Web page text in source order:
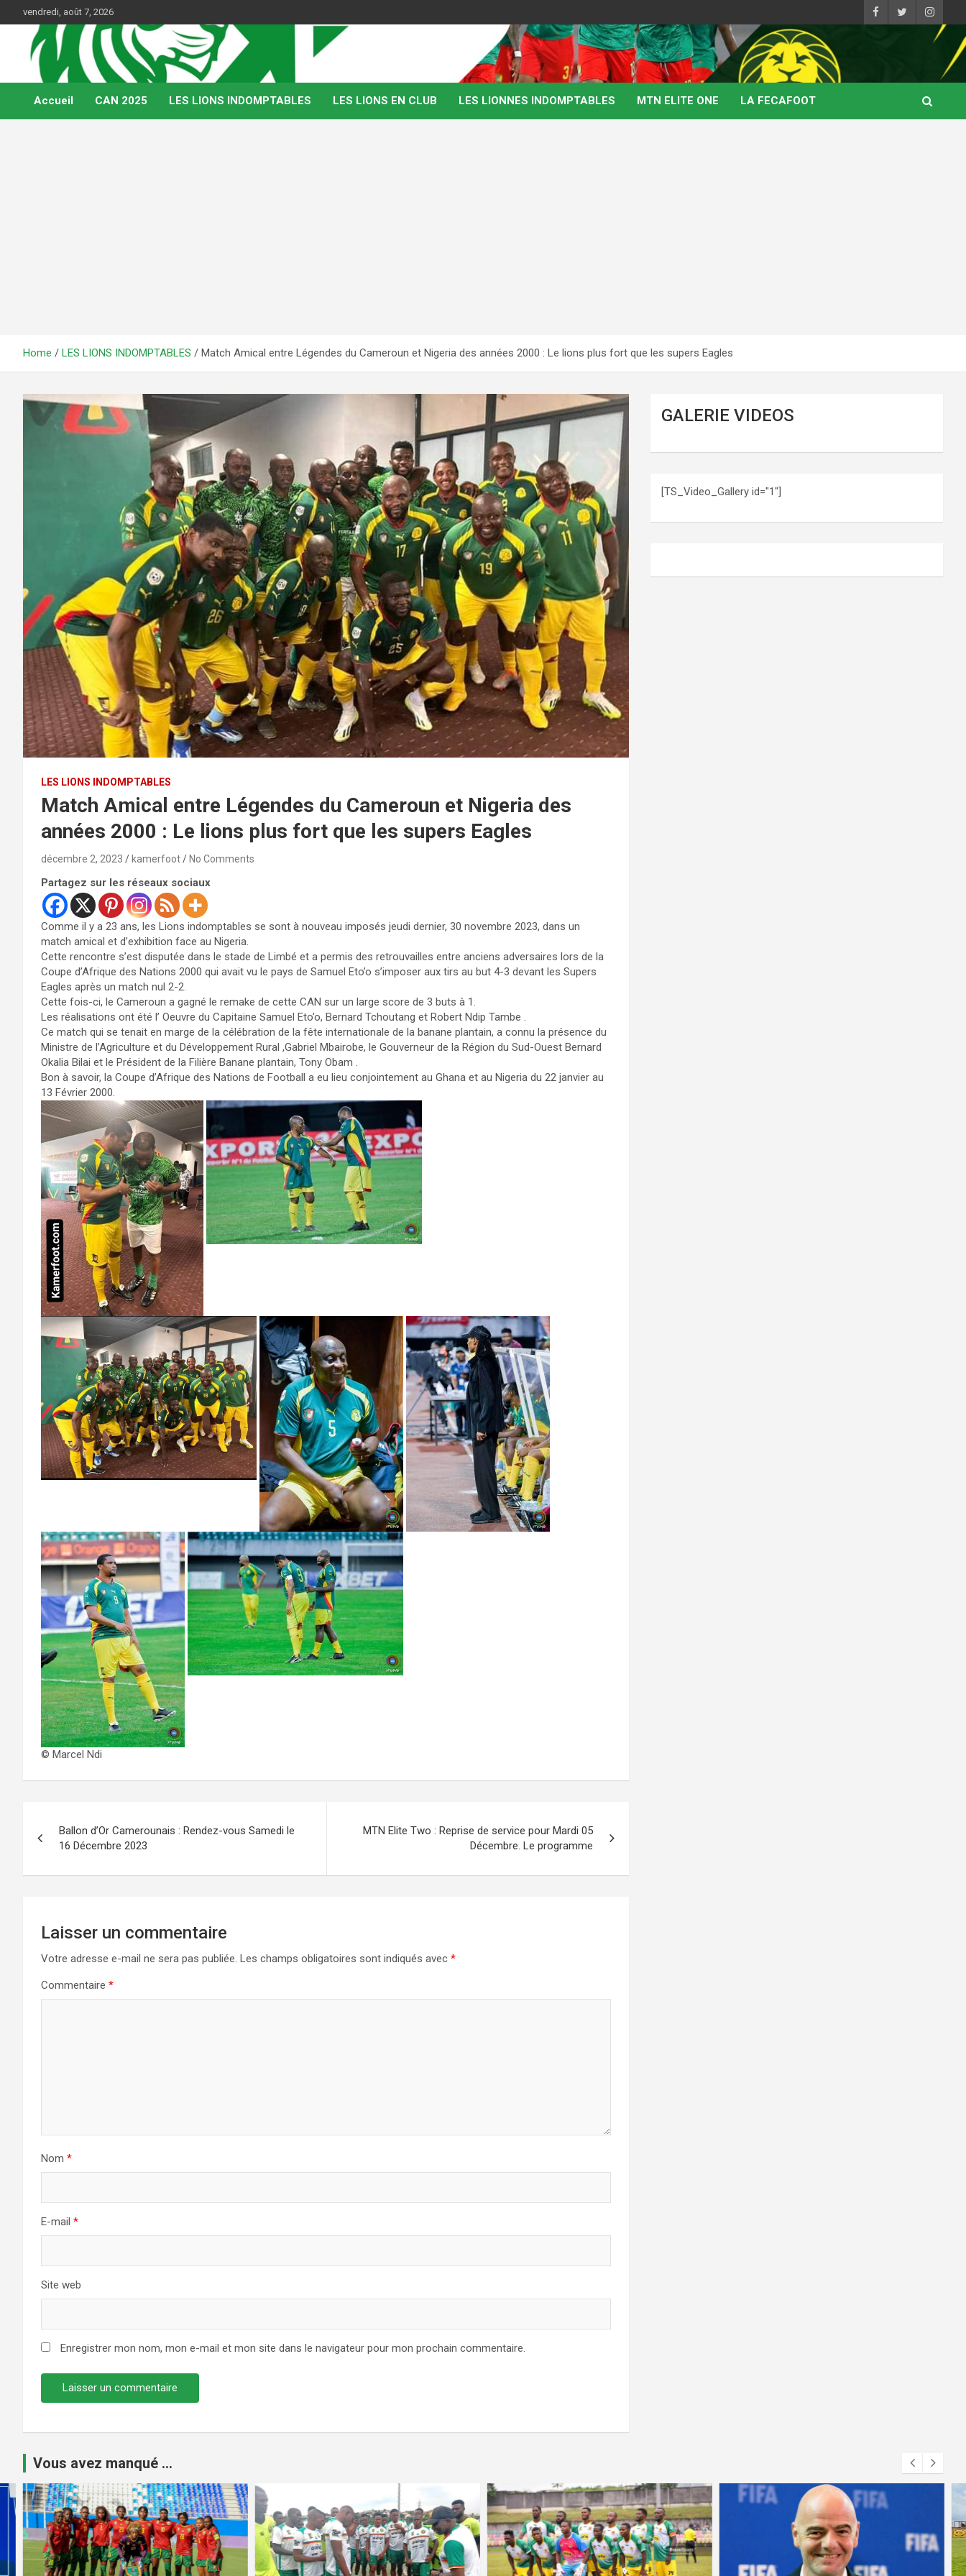
to
content
vendredi, août 7, 2026
Kamerfoot
Web Magazine du football camerounais
Accueil CAN 2025 LES LIONS INDOMPTABLES LES LIONS EN CLUB LES LIONNES INDOMPTABLES MTN ELITE ONE LA FECAFOOT
Home LES LIONS INDOMPTABLES Match Amical entre Légendes du Cameroun et Nigeria des années 2000 : Le lions plus fort que les supers Eagles
LES LIONS INDOMPTABLES
Match Amical entre Légendes du Cameroun et Nigeria des
années 2000 : Le lions plus fort que les supers Eagles
décembre 2, 2023 kamerfoot No Comments
Partagez sur les réseaux sociaux
Comme il y a 23 ans, les Lions indomptables se sont à nouveau imposés jeudi dernier, 30 novembre 2023, dans un
match amical et d’exhibition face au Nigeria.
Cette rencontre s’est disputée dans le stade de Limbé et a permis des retrouvailles entre anciens adversaires lors de la
Coupe d’Afrique des Nations 2000 qui avait vu le pays de Samuel Eto’o s’imposer aux tirs au but 4-3 devant les Supers
Eagles après un match nul 2-2.
Cette fois-ci, le Cameroun a gagné le remake de cette CAN sur un large score de 3 buts à 1.
Les réalisations ont été l’ Oeuvre du Capitaine Samuel Eto’o, Bernard Tchoutang et Robert Ndip Tambe .
Ce match qui se tenait en marge de la célébration de la fête internationale de la banane plantain, a connu la présence du
Ministre de l’Agriculture et du Développement Rural ,Gabriel Mbairobe, le Gouverneur de la Région du Sud-Ouest Bernard
Okalia Bilai et le Président de la Filière Banane plantain, Tony Obam .
Bon à savoir, la Coupe d’Afrique des Nations de Football a eu lieu conjointement au Ghana et au Nigeria du 22 janvier au
13 Février 2000.
© Marcel Ndi
de
l’article
Ballon d’Or Camerounais : Rendez-vous Samedi le
16 Décembre 2023
MTN Elite Two : Reprise de service pour Mardi 05
Décembre. Le programme
Laisser un commentaire
Votre adresse e-mail ne sera pas publiée. Les champs obligatoires sont indiqués avec *
Commentaire *
Nom *
E-mail *
Site web
Enregistrer mon nom, mon e-mail et mon site dans le navigateur pour mon prochain commentaire.
GALERIE VIDEOS
[TS_Video_Gallery id="1"]
Vous avez manqué ...